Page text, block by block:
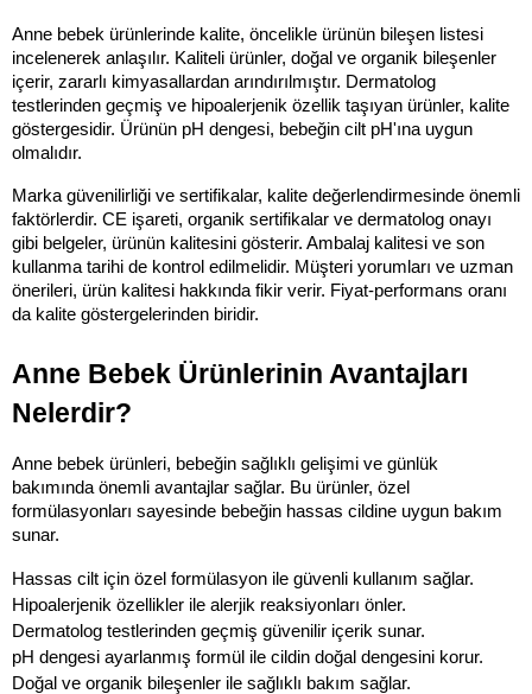
Anne bebek ürünlerinde kalite, öncelikle ürünün bileşen listesi
incelenerek anlaşılır. Kaliteli ürünler, doğal ve organik bileşenler
içerir, zararlı kimyasallardan arındırılmıştır. Dermatolog
testlerinden geçmiş ve hipoalerjenik özellik taşıyan ürünler, kalite
göstergesidir. Ürünün pH dengesi, bebeğin cilt pH'ına uygun
olmalıdır.
Marka güvenilirliği ve sertifikalar, kalite değerlendirmesinde önemli
faktörlerdir. CE işareti, organik sertifikalar ve dermatolog onayı
gibi belgeler, ürünün kalitesini gösterir. Ambalaj kalitesi ve son
kullanma tarihi de kontrol edilmelidir. Müşteri yorumları ve uzman
önerileri, ürün kalitesi hakkında fikir verir. Fiyat-performans oranı
da kalite göstergelerinden biridir.
Anne Bebek Ürünlerinin Avantajları
Nelerdir?
Anne bebek ürünleri, bebeğin sağlıklı gelişimi ve günlük
bakımında önemli avantajlar sağlar. Bu ürünler, özel
formülasyonları sayesinde bebeğin hassas cildine uygun bakım
sunar.
Hassas cilt için özel formülasyon ile güvenli kullanım sağlar.
Hipoalerjenik özellikler ile alerjik reaksiyonları önler.
Dermatolog testlerinden geçmiş güvenilir içerik sunar.
pH dengesi ayarlanmış formül ile cildin doğal dengesini korur.
Doğal ve organik bileşenler ile sağlıklı bakım sağlar.